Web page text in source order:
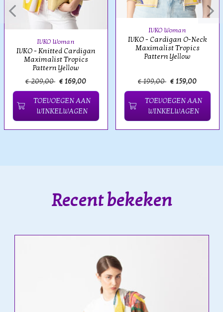
IVKO Woman
IVKO - Knitted Cardigan
Maximalist Tropics
Pattern Yellow
€ 209,00 € 169,00
TOEVOEGEN AAN
WINKELWAGEN
IVKO Woman
IVKO - Cardigan O-Neck
Maximalist Tropics
Pattern Yellow
€ 199,00 € 159,00
TOEVOEGEN AAN
WINKELWAGEN
Recent bekeken